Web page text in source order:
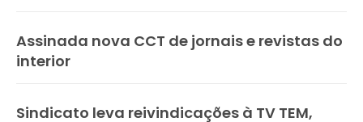
Assinada nova CCT de jornais e revistas do
interior
Sindicato leva reivindicações à TV TEM,